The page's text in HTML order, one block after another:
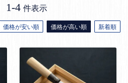
価格が安い順 価格が高い順 新着順
1-4 件表示